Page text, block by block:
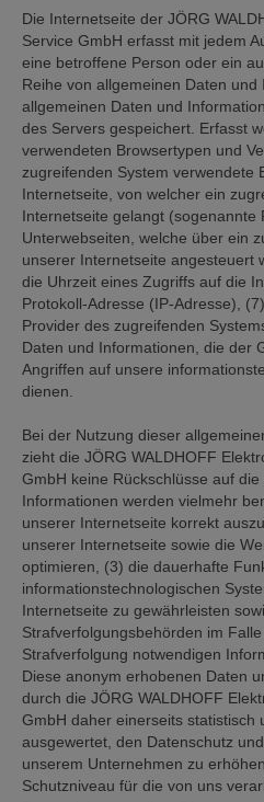
Die Internetseite der JÖRG
Service GmbH erfasst mit jedem
eine betroffene Person oder ein
Reihe von allgemeinen Daten und
allgemeinen Daten und
des Servers gespeichert. Erfasst
verwendeten Browsertypen und
zugreifenden System verwendete
Internetseite, von welcher ein
Internetseite gelangt (sogenannte
Unterwebseiten, welche über ein
unserer Internetseite angesteuert
die Uhrzeit eines Zugriffs auf die
Protokoll-Adresse (IP-Adresse),
Provider des zugreifenden
Daten und Informationen, die der
Angriffen auf unsere
dienen.
Bei der Nutzung dieser
zieht die JÖRG WALDHOFF
GmbH keine Rückschlüsse auf
Informationen werden vielmehr
unserer Internetseite korrekt
unserer Internetseite sowie die
optimieren, (3) die dauerhafte
informationstechnologischen
Internetseite zu gewährleisten
Strafverfolgungsbehörden im
Strafverfolgung notwendigen
Diese anonym erhobenen Daten
durch die JÖRG WALDHOFF
GmbH daher einerseits statistisch
ausgewertet, den Datenschutz
unserem Unternehmen zu
Schutzniveau für die von uns